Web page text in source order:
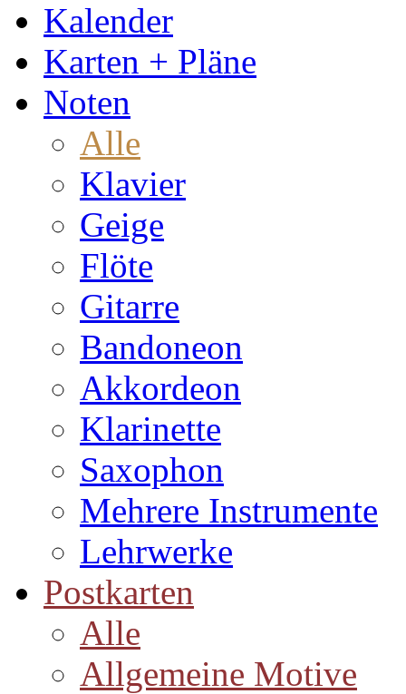
Kalender
Karten + Pläne
Noten
Alle
Klavier
Geige
Flöte
Gitarre
Bandoneon
Akkordeon
Klarinette
Saxophon
Mehrere Instrumente
Lehrwerke
Postkarten
Alle
Allgemeine Motive